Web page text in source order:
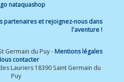
partenaires et rejoignez-nous dans
l'aventure !
Germain du Puy - Mentions légales
contacter
Lauriers 18390 Saint Germain du
Puy